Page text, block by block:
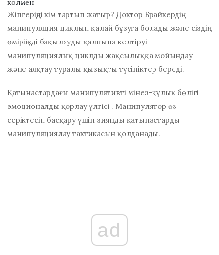
қолмен
Жіптеріңді кім тартып жатыр? Доктор Брайкердің
манипуляция циклын қалай бұзуға болады және сіздің
өміріңізді бақылауды қалпына келтіруі
манипуляциялық циклды жақсылыққа мойындау
және аяқтау туралы қызықты түсініктер береді.
Қатынастардағы манипулятивті мінез-құлық бөлігі
эмоционалды қорлау үлгісі . Манипулятор өз
серіктесін басқару үшін зиянды қатынастарды
манипуляциялау тактикасын қолданады.
ad